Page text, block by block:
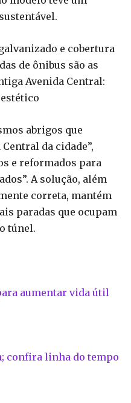
e cobertura
de ônibus são as
Avenida Central:
abrigos que
da cidade”,
e reformados para
A solução, além
correta, mantém
paradas que ocupam
túnel.
aumentar vida útil
confira linha do tempo